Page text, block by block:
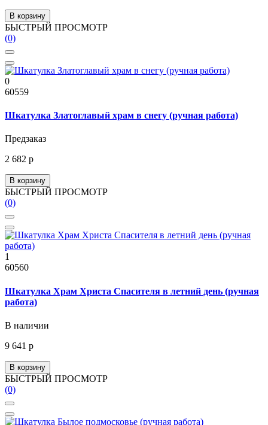
В корзину
БЫСТРЫЙ ПРОСМОТР
(0)
0
60559
Шкатулка Златоглавый храм в снегу (ручная работа)
Предзаказ
2 682 р
В корзину
БЫСТРЫЙ ПРОСМОТР
(0)
1
60560
Шкатулка Храм Христа Спасителя в летний день (ручная
работа)
В наличии
9 641 р
В корзину
БЫСТРЫЙ ПРОСМОТР
(0)